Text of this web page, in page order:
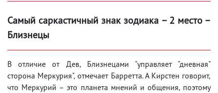
Самый саркастичный знак зодиака – 2 место –
Близнецы
В отличие от Дев, Близнецами "управляет "дневная"
сторона Меркурия", отмечает Барретта. А Кирстен говорит,
что Меркурий – это планета мнений и общения, поэтому